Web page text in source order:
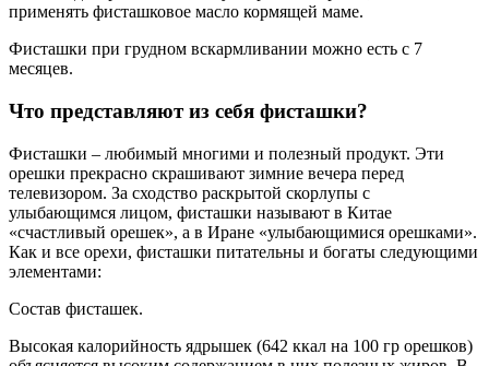
применять фисташковое масло кормящей маме.
Фисташки при грудном вскармливании можно есть с 7
месяцев.
Что представляют из себя фисташки?
Фисташки – любимый многими и полезный продукт. Эти
орешки прекрасно скрашивают зимние вечера перед
телевизором. За сходство раскрытой скорлупы с
улыбающимся лицом, фисташки называют в Китае
«счастливый орешек», а в Иране «улыбающимися орешками».
Как и все орехи, фисташки питательны и богаты следующими
элементами:
Состав фисташек.
Высокая калорийность ядрышек (642 ккал на 100 гр орешков)